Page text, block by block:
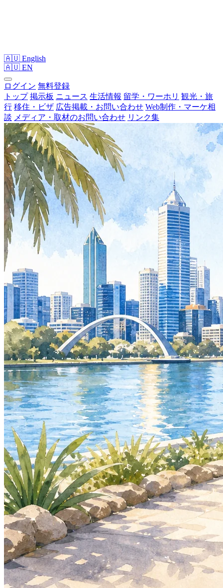
🇦🇺 English
🇦🇺 EN
ログイン 無料登録
トップ 掲示板 ニュース 生活情報 留学・ワーホリ 観光・旅
行 移住・ビザ 広告掲載・お問い合わせ Web制作・マーケ相
談 メディア・取材のお問い合わせ リンク集